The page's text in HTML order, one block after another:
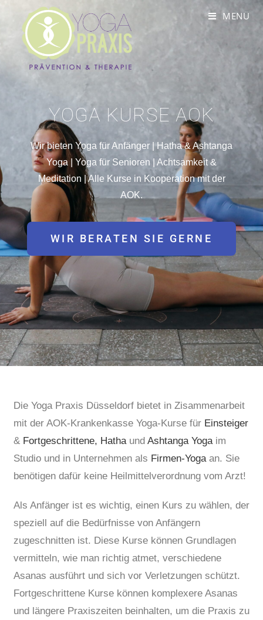
MENÜ
YOGA KURSE AOK
Wir bieten Yoga für Anfänger | Hatha & Ashtanga
Yoga | Yoga für Senioren | Achtsamkeit &
Meditation | Alle Kurse in Kooperation mit der
AOK.
WIR BERATEN SIE GERNE
Die Yoga Praxis Düsseldorf bietet in Zisammenarbeit
mit der AOK-Krankenkasse Yoga-Kurse für Einsteiger
& Fortgeschrittene, Hathaund Ashtanga Yogaim
Studio und in Unternehmen als Firmen-Yogaan. Sie
benötigen dafür keine Heilmittelverordnung vom Arzt!
Als Anfänger ist es wichtig, einen Kurs zu wählen, der
speziell auf die Bedürfnisse von Anfängern
zugeschnitten ist. Diese Kurse können Grundlagen
vermitteln, wie man richtig atmet, verschiedene
Asanas ausführt und sich vor Verletzungen schützt.
Fortgeschrittene Kurse können komplexere Asanas
und längere Praxiszeiten beinhalten, um die Praxis zu